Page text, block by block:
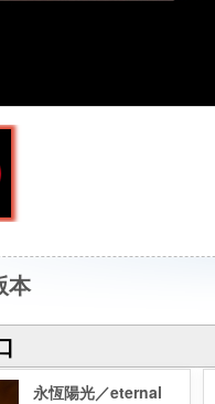
本
永恆陽光／eternal